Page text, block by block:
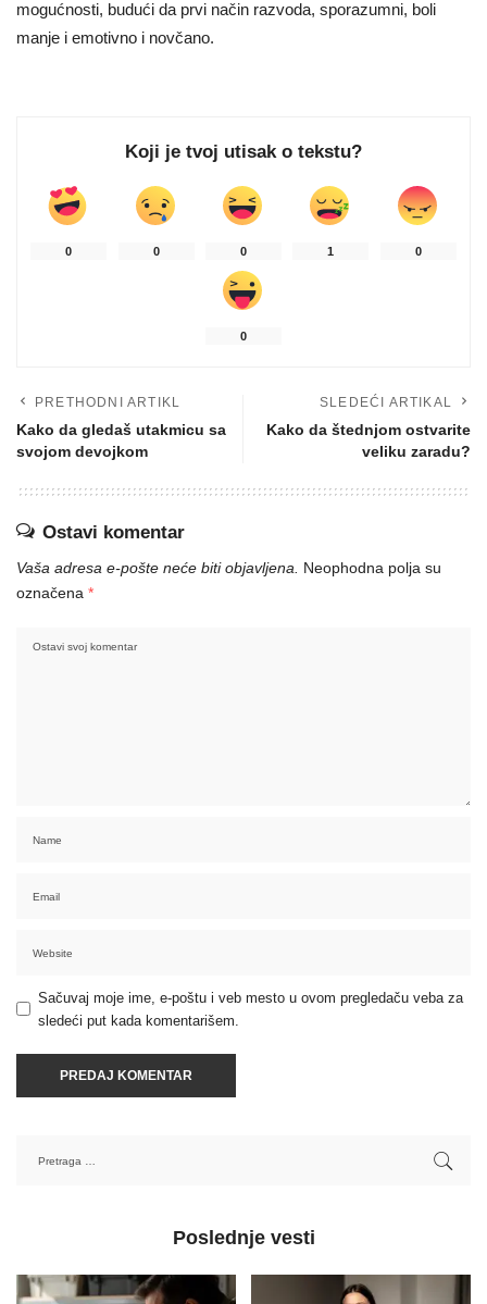
mogućnosti, budući da prvi način razvoda, sporazumni, boli
manje i emotivno i novčano.
Koji je tvoj utisak o tekstu?
0 0 0 1 0
0
PRETHODNI ARTIKL
Kako da gledaš utakmicu sa
svojom devojkom
SLEDEĆI ARTIKAL
Kako da štednjom ostvarite
veliku zaradu?
Ostavi komentar
Vaša adresa e-pošte neće biti objavljena.
Neophodna polja su
označena *
Sačuvaj moje ime, e-poštu i veb mesto u ovom pregledaču veba za
sledeći put kada komentarišem.
Poslednje vesti